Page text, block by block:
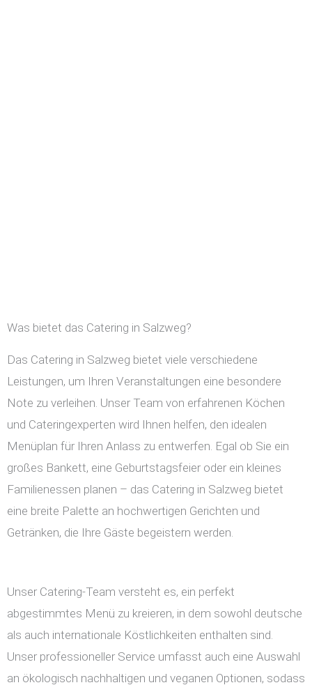
Was bietet das Catering in Salzweg?
Das Catering in Salzweg bietet viele verschiedene
Leistungen, um Ihren Veranstaltungen eine besondere
Note zu verleihen. Unser Team von erfahrenen Köchen
und Cateringexperten wird Ihnen helfen, den idealen
Menüplan für Ihren Anlass zu entwerfen. Egal ob Sie ein
großes Bankett, eine Geburtstagsfeier oder ein kleines
Familienessen planen – das Catering in Salzweg bietet
eine breite Palette an hochwertigen Gerichten und
Getränken, die Ihre Gäste begeistern werden.
Unser Catering-Team versteht es, ein perfekt
abgestimmtes Menü zu kreieren, in dem sowohl deutsche
als auch internationale Köstlichkeiten enthalten sind.
Unser professioneller Service umfasst auch eine Auswahl
an ökologisch nachhaltigen und veganen Optionen, sodass